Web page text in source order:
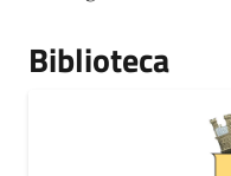
Biblioteca